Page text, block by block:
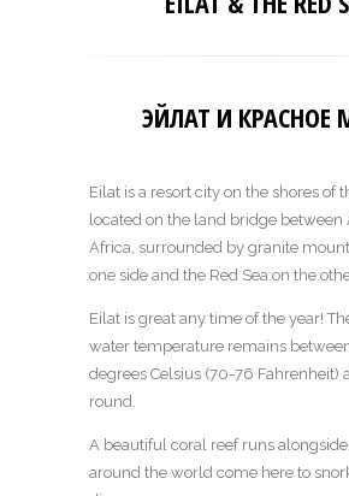
ЭЙЛАТ И КРАСНОЕ
Eilat is a resort city on the shores of
located on the land bridge between
Africa, surrounded by granite
one side and the Red Sea on the
Eilat is great any time of the year!
water temperature remains
degrees Celsius (70-76 Fahrenheit)
round.
A beautiful coral reef runs
around the world come here to